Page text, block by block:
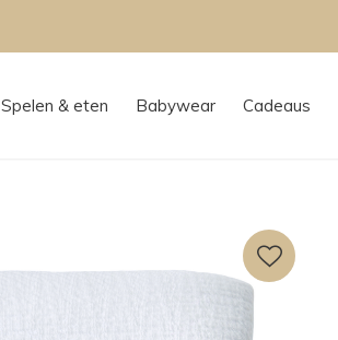
Spelen & eten Babywear Cadeaus